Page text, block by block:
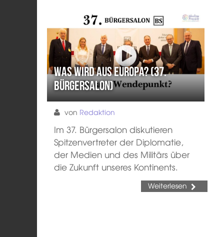
Was wird aus Europa? (37.
Bürgersalon)
von Redaktion
Im 37. Bürgersalon diskutieren
Spitzenvertreter der Diplomatie,
der Medien und des Militärs über
die Zukunft unseres Kontinents.
Weiterlesen